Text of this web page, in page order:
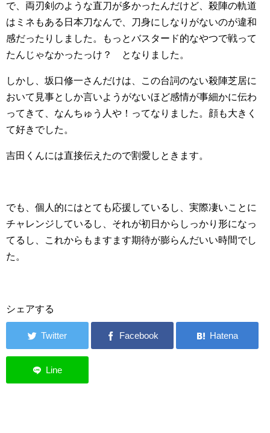
で、両刃剣のような直刀が多かったんだけど、殺陣の軌道
はミネもある日本刀なんで、刀身にしなりがないのが違和
感だったりしました。もっとバスタード的なやつで戦って
たんじゃなかったっけ？ となりました。
しかし、坂口修一さんだけは、この台詞のない殺陣芝居に
おいて見事としか言いようがないほど感情が事細かに伝わ
ってきて、なんちゅう人や！ってなりました。顔も大きく
て好きでした。
吉田くんには直接伝えたので割愛しときます。
でも、個人的にはとても応援しているし、実際凄いことに
チャレンジしているし、それが初日からしっかり形になっ
てるし、これからもますます期待が膨らんだいい時間でし
た。
シェアする